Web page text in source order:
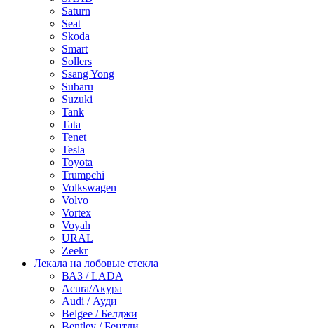
Saturn
Seat
Skoda
Smart
Sollers
Ssang Yong
Subaru
Suzuki
Tank
Tata
Tenet
Tesla
Toyota
Trumpchi
Volkswagen
Volvo
Vortex
Voyah
URAL
Zeekr
Лекала на лобовые стекла
ВАЗ / LADA
Acura/Акура
Audi / Ауди
Belgee / Белджи